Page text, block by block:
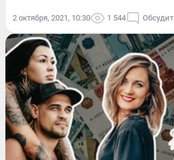
2 октября, 2021, 10:30 1 544